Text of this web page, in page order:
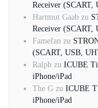
Receiver (SCART,
Hartmut Gaab zu
Receiver (SCART,
Famefan zu
(SCART, USB,
Ralph zu ICUBE
iPhone/iPad
The G zu ICUBE
iPhone/iPad